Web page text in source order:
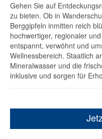
Gehen Sie auf
zu bieten. Ob in
Berggipfeln inmitten reich
hochwertiger, regionaler
entspannt, verwöhnt und
Wellnessbereich. Staatlich
Mineralwasser und die
inklusive und sorgen für